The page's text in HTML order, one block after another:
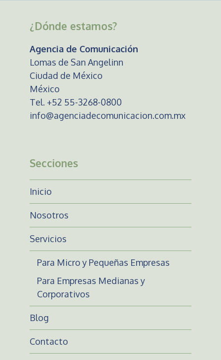
¿Dónde estamos?
Agencia de Comunicación
Lomas de San Angelinn
Ciudad de México
México
Tel. +52 55-3268-0800
info@agenciadecomunicacion.com.mx
Secciones
Inicio
Nosotros
Servicios
Para Micro y Pequeñas Empresas
Para Empresas Medianas y
Corporativos
Blog
Contacto